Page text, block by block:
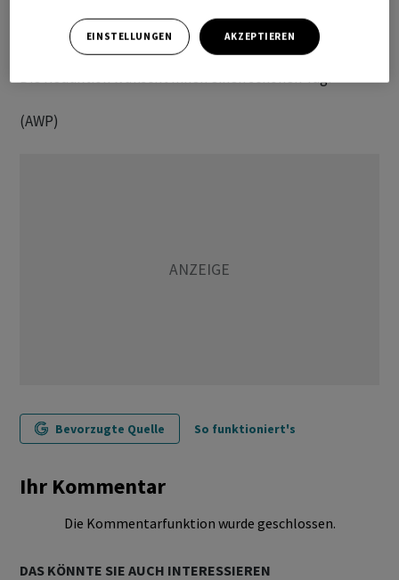
Vervielfältigungen bedürfen der Genehmigung von AWP.
Die Redaktion wünscht Ihnen einen schönen Tag!
(AWP)
Bevorzugte Quelle So funktioniert's
Ihr Kommentar
Die Kommentarfunktion wurde geschlossen.
DAS KÖNNTE SIE AUCH INTERESSIEREN
EINSTELLUNGEN AKZEPTIEREN